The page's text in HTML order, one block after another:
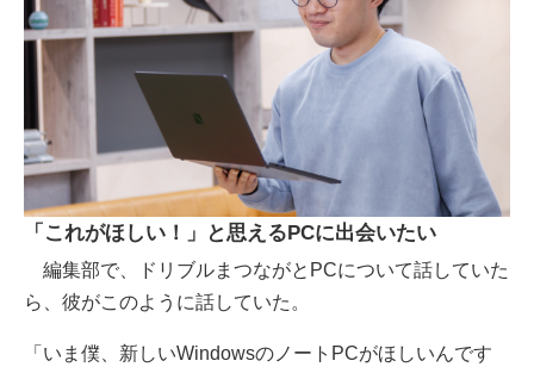
「これがほしい！」と思えるPCに出会いたい
編集部で、ドリブルまつながとPCについて話していた
ら、彼がこのように話していた。
「いま僕、新しいWindowsのノートPCがほしいんです